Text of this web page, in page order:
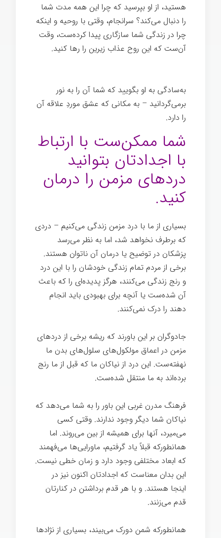
هستید، از او بپرسید که چرا این همه مدت شما
را دنبال می‌کند؟ سرانجام، وقتی با روحیه و اینکه
چرا در زندگی شما سازگاری پیدا کرده‌ست، وقت
آن‌ست که این روح عذاب زیرین را رها کنید.
به‌سادگی به او بگویید که شما آن را به نور
برمی‌گردانید – به مکانی که عشق موردِ علاقه آن
را دارد.
شما ممکن‌ست با ارتباط
با اجدادتان بتوانید
دردهای مزمن را درمان
کنید.
بسیاری از ما با درد مزمن زندگی می‌کنیم – دردی
که برطرف نخواهد شد، اما به نظر می‌رسد
پزشکان در توضیح یا درمان آن ناتوان هستند.
برخی از مردم تمام زندگی خودشان را با این درد
و رنج زندگی می‌کنند، هرگز پدیده‌ای را که باعث
آن شده‌ست یا آنچه برای بهبودی باید انجام
دهند را درک نمی‌کنند.
جادوگران بر این باورند که ریشه برخی از دردهای
مزمن در اعماق مولکول‌های سلول‌های بدن ما
نهفته‌ست. این درد از نیاکان ما که قبل از ما رنج
برده‌اند به ما منتقل شده‌ست.
فرهنگ مدرن غربی این باور را به شما می‌دهد که
نیاکان شما دیگر وجود ندارند. وقتی کسی
می‌میرد، آنها برای همیشه از بین می‌روند. اما
همانطورکه قبلاً یاد گرفتیم، ماورایی‌ها می‌فهمند
که ابعاد مختلفی وجود دارد و زمان خطی نیست.
این بدان معناست که اجدادتان اکنون نیز در
اینجا هستند. و با هر قدم برداشتن در کنارتان
قدم می‌زنند.
همانطورکه شمن دورک می‌بیند، بسیاری از نژادها